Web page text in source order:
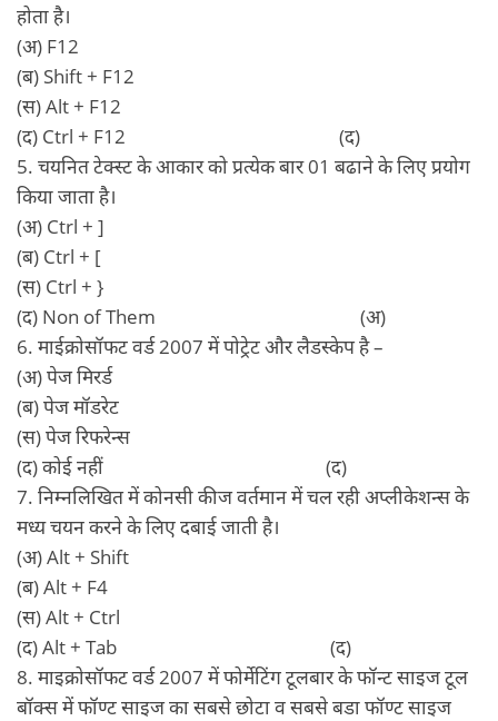
होता है।
(अ) F12
(ब) Shift + F12
(स) Alt + F12
(द) Ctrl + F12 (द)
5. चयनित टेक्‍स्‍ट के आकार को प्रत्‍येक बार 01 बढाने के लिए प्रयोग
किया जाता है।
(अ) Ctrl + ]
(ब) Ctrl + [
(स) Ctrl + }
(द) Non of Them (अ)
6. माईक्रोसॉफट वर्ड 2007 में पोट्रेट और लैडस्‍केप है –
(अ) पेज मिरर्ड
(ब) पेज मॉडरेट
(स) पेज रिफरेन्‍स
(द) कोई नहीं (द)
7. निम्‍नलिखित में कोनसी कीज वर्तमान में चल रही अप्‍लीकेशन्‍स के
मध्‍य चयन करने के लिए दबाई जाती है।
(अ) Alt + Shift
(ब) Alt + F4
(स) Alt + Ctrl
(द) Alt + Tab (द)
8. माइक्रोसॉफट वर्ड 2007 में फोर्मेटिंग टूलबार के फॉन्‍ट साइज टूल
बॉक्‍स में फॉण्‍ट साइज का सबसे छोटा व सबसे बडा फॉण्‍ट साइज